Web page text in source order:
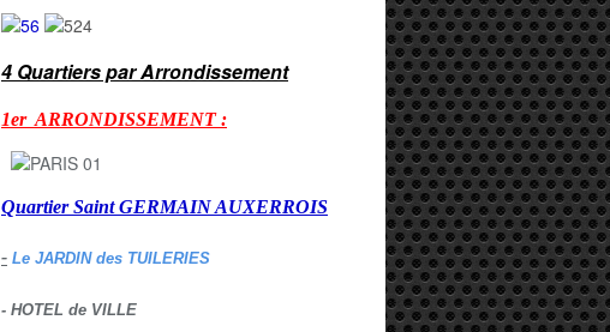
4 Quartiers par Arrondissement
1er ARRONDISSEMENT :
Quartier Saint GERMAIN AUXERROIS
- Le JARDIN des TUILERIES
- HOTEL de VILLE